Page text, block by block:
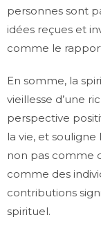
personnes sont
idées reçues et
comme le
En somme, la
vieillesse d’une
perspective
la vie, et
non pas comme
comme des
contributions
spirituel.